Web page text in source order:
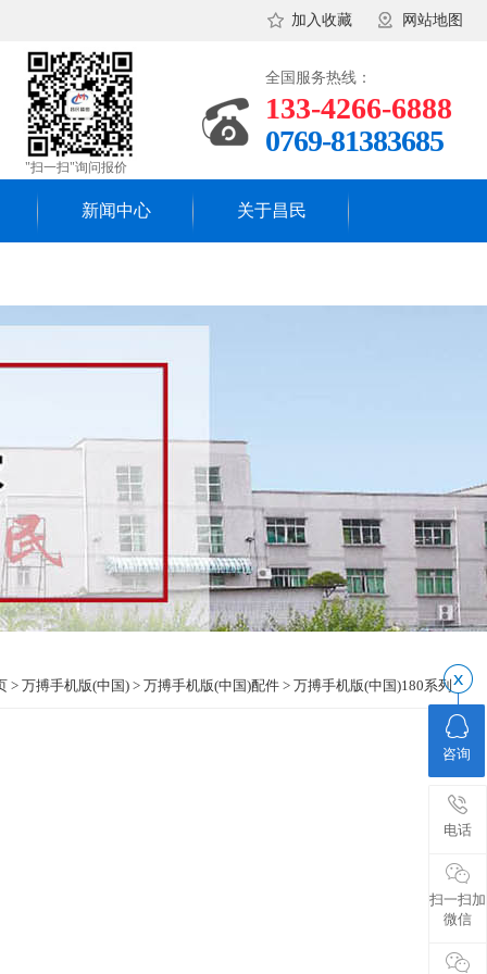
加入收藏 网站地图
全国服务热线：
133-4266-6888
0769-81383685
"扫一扫"询问报价
新闻中心
常见答问
关于昌民
合作流程
视频中心
转轴定制
昌民优势
> 万搏手机版(中国) > 万搏手机版(中国)配件 > 万搏手机版(中国)180系列
咨询
电话
扫一扫加
微信